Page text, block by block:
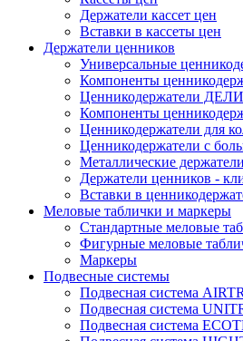
Держатели кассет цен
Вставки в кассеты цен
Держатели ценников
Универсальные
Компоненты
Ценникодержатели ДЕЛИ
Компоненты
Ценникодержатели для
Ценникодержатели с
Металлические
Держатели ценников -
Вставки в
Меловые таблички и маркеры
Стандартные меловые
Фигурные меловые
Маркеры
Подвесные системы
Подвесная система
Подвесная система
Подвесная система